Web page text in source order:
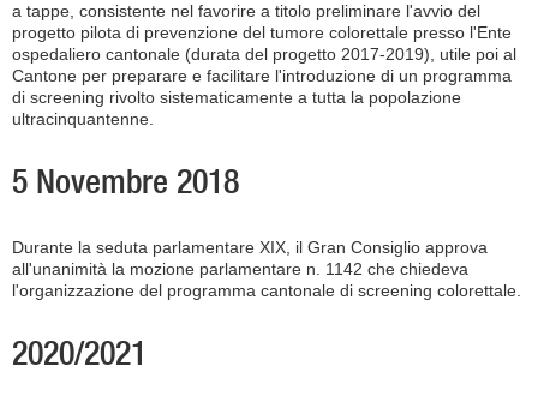
a tappe, consistente nel favorire a titolo preliminare l'avvio del
progetto pilota di prevenzione del tumore colorettale presso l'Ente
ospedaliero cantonale (durata del progetto 2017-2019), utile poi al
Cantone per preparare e facilitare l'introduzione di un programma
di screening rivolto sistematicamente a tutta la popolazione
ultracinquantenne.
5 Novembre 2018
Durante la seduta parlamentare XIX, il Gran Consiglio approva
all'unanimità la mozione parlamentare n. 1142 che chiedeva
l'organizzazione del programma cantonale di screening colorettale.
2020/2021